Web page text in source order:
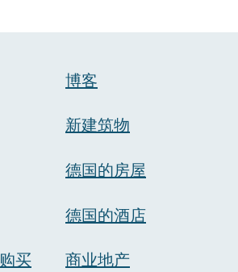
买
博客
新建筑物
德国的房屋
德国的酒店
商业地产